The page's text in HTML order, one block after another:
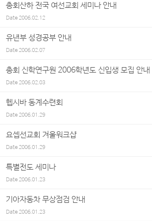
총회산하 전국 여선교회 세미나 안내
Date2006.02.12
유년부 성경공부 안내
Date2006.02.07
총회 신학연구원 2006학년도 신입생 모집 안내
Date2006.02.03
헵시바 동계수련회
Date2006.01.29
요셉선교회 겨울워크샵
Date2006.01.29
특별전도 세미나
Date2006.01.23
기아자동차 무상점검 안내
Date2006.01.23